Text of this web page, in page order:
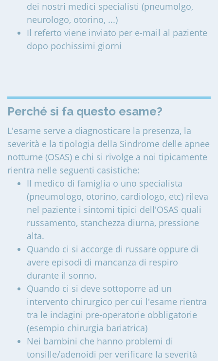
dei nostri medici specialisti (pneumolgo,
neurologo, otorino, ...)
Il referto viene inviato per e-mail al paziente
dopo pochissimi giorni
Perché si fa questo esame?
L'esame serve a diagnosticare la presenza, la
severità e la tipologia della Sindrome delle apnee
notturne (OSAS) e chi si rivolge a noi tipicamente
rientra nelle seguenti casistiche:
Il medico di famiglia o uno specialista
(pneumologo, otorino, cardiologo, etc) rileva
nel paziente i sintomi tipici dell'OSAS quali
russamento, stanchezza diurna, pressione
alta.
Quando ci si accorge di russare oppure di
avere episodi di mancanza di respiro
durante il sonno.
Quando ci si deve sottoporre ad un
intervento chirurgico per cui l'esame rientra
tra le indagini pre-operatorie obbligatorie
(esempio chirurgia bariatrica)
Nei bambini che hanno problemi di
tonsille/adenoidi per verificare la severità